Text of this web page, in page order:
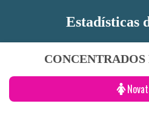
contenido
principal
Estadísticas
CONCENTRADOS